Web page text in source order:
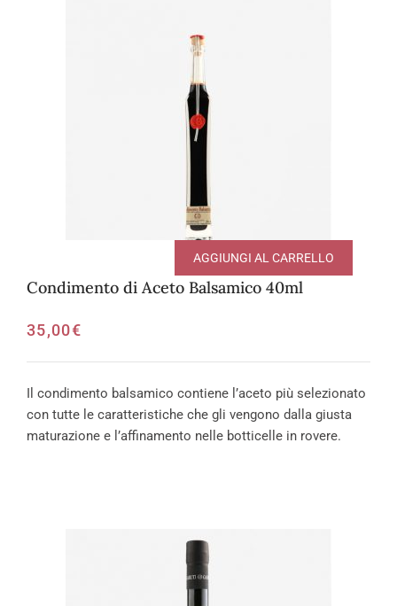
Condimento di Aceto Balsamico 40ml
35,00€
AGGIUNGI AL CARRELLO
Il condimento balsamico contiene l’aceto più selezionato
con tutte le caratteristiche che gli vengono dalla giusta
maturazione e l’affinamento nelle botticelle in rovere.